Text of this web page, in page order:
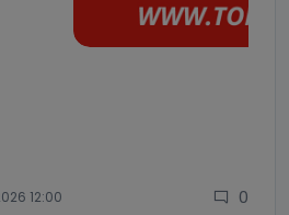
12:00 0